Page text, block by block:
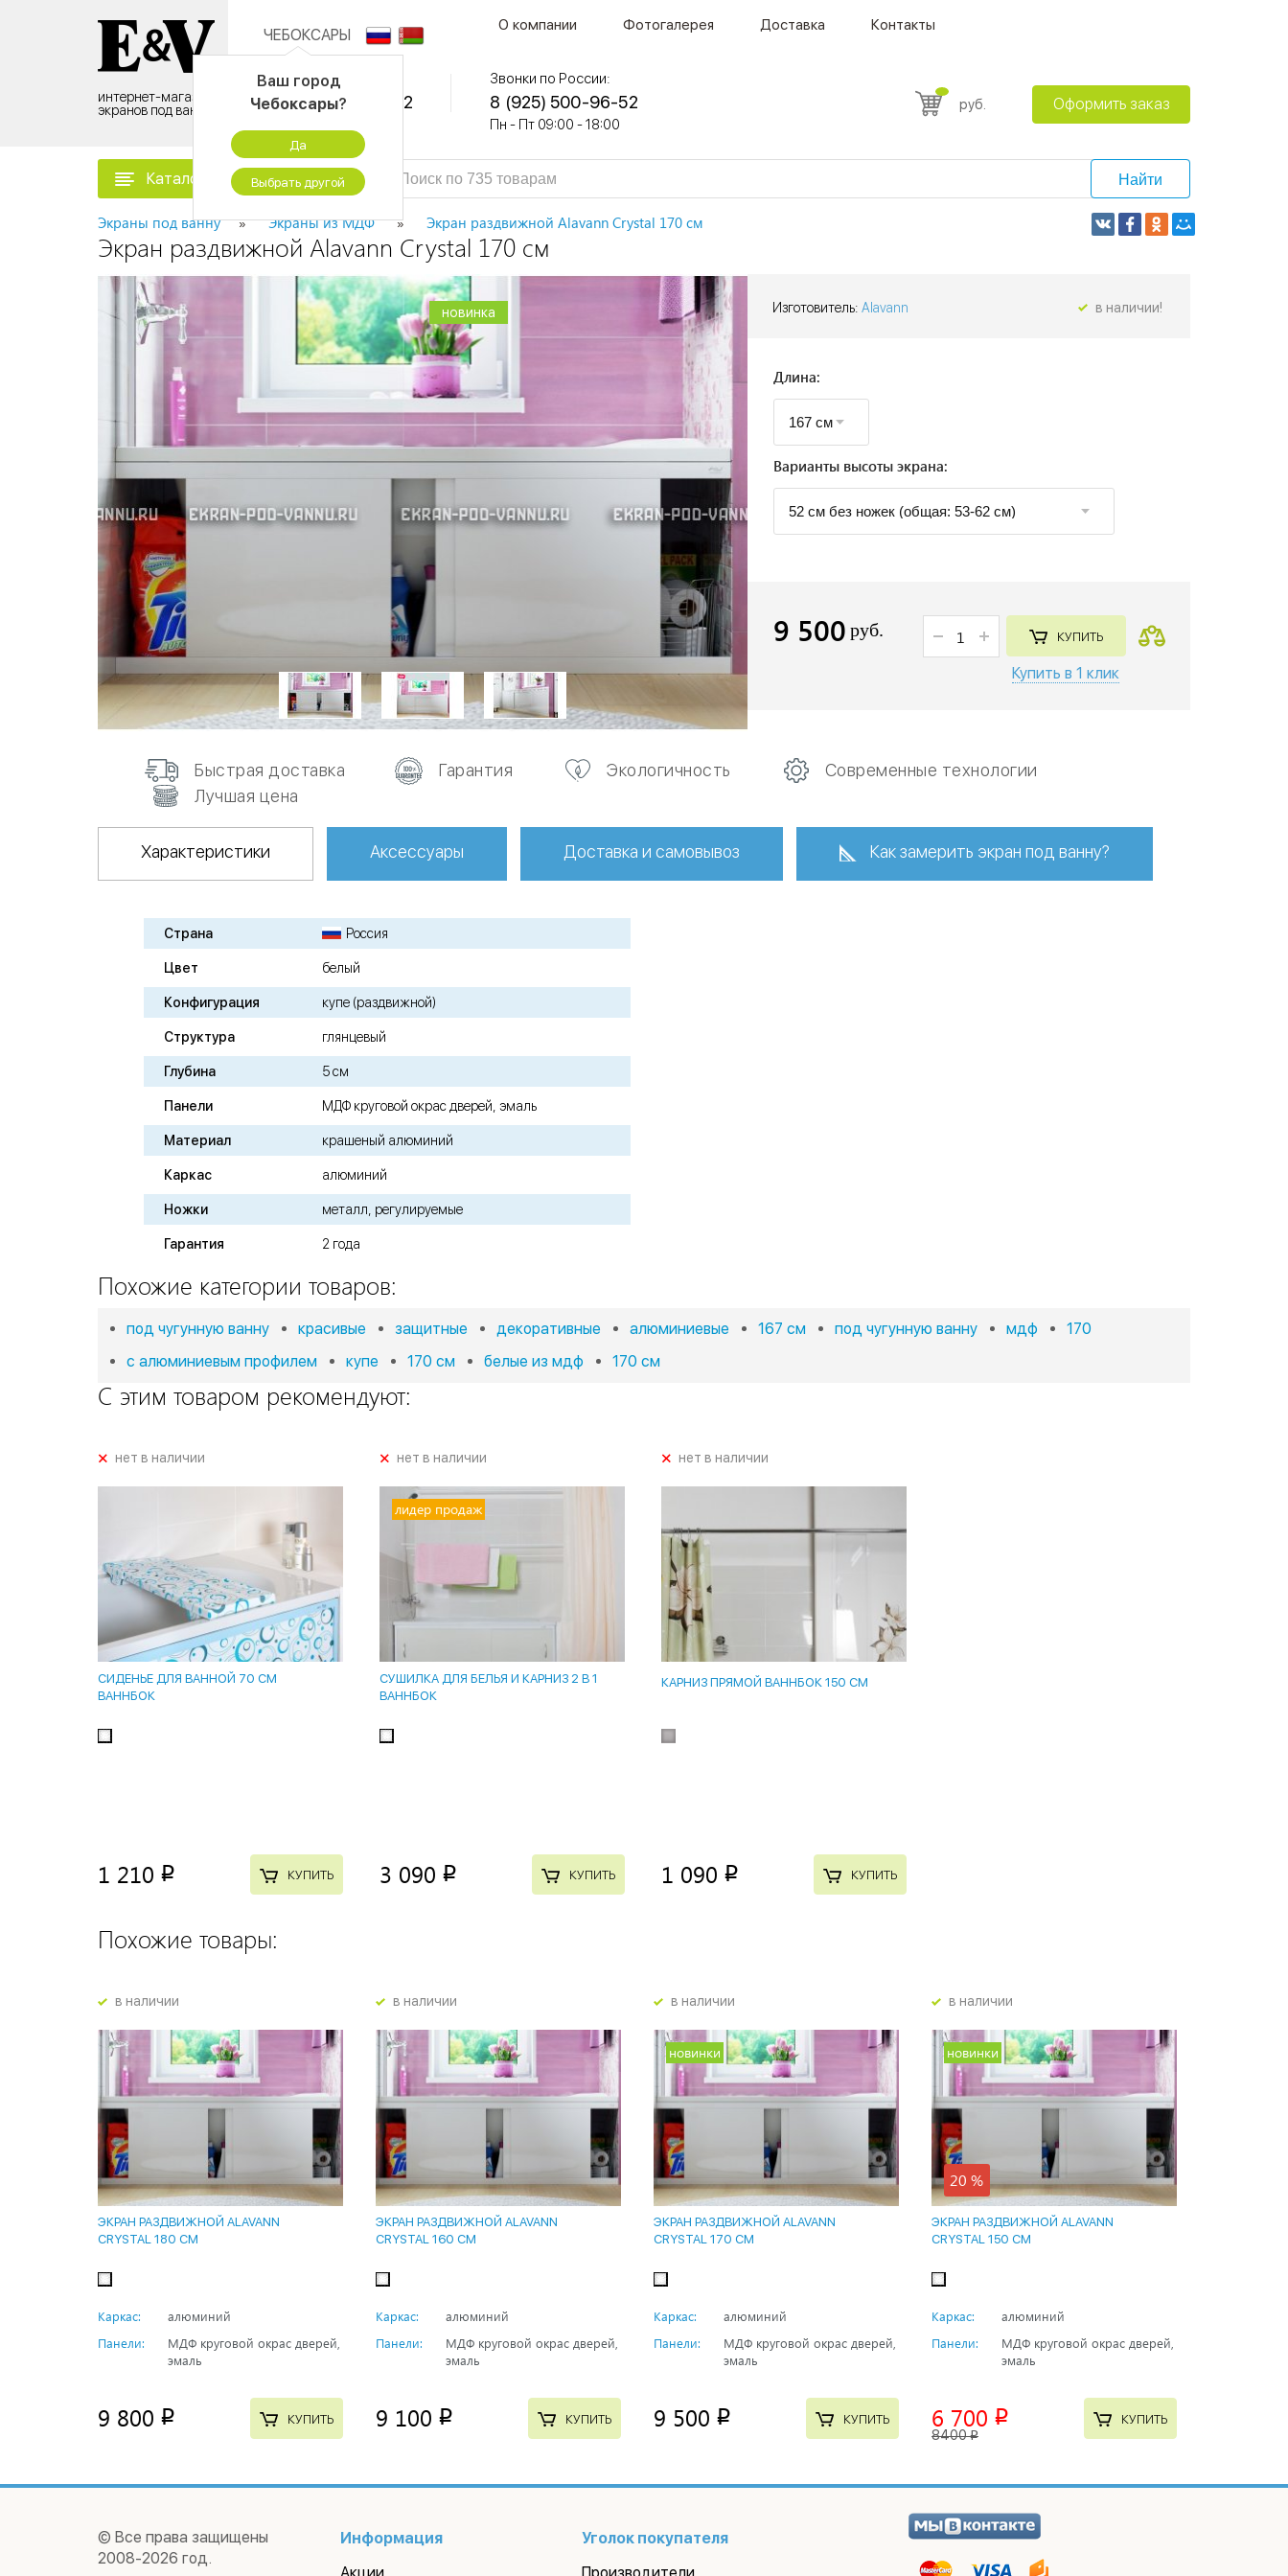
интернет-магазин
экранов под ванну
ЧЕБОКСАРЫ
Ваш город
Чебоксары?
Да
Выбрать другой
О компании Фотогалерея Доставка Контакты
Контактный центр:
8 (495) 500-96-52
Звонки по России:
8 (925) 500-96-52
Пн - Пт 09:00 - 18:00
руб. Оформить заказ
Каталог товаров Найти
Экраны под ванну Экраны из МДФ Экран раздвижной Alavann Crystal 170 см
Экран раздвижной Alavann Crystal 170 см
новинка
новинка
новинка Изготовитель: Alavann в наличии!
Длина:
Варианты высоты экрана:
9 500 руб. КУПИТЬ
Купить в 1 клик
Быстрая доставка Гарантия Экологичность
Современные технологии
Лучшая цена
Характеристики Аксессуары Доставка и самовывоз Как замерить экран под ванну?
Страна Россия
Цвет белый
Конфигурация купе (раздвижной)
Структура глянцевый
Глубина 5 см
Панели МДФ круговой окрас дверей, эмаль
Материал крашеный алюминий
Каркас алюминий
Ножки металл, регулируемые
Гарантия 2 года
Похожие категории товаров:
под чугунную ванну красивые защитные декоративные алюминиевые 167 см под чугунную ванну мдф
170
с алюминиевым профилем
купе 170 см белые из мдф 170 см
С этим товаром рекомендуют:
+нет в наличии
СИДЕНЬЕ ДЛЯ ВАННОЙ 70 СМ
ВАННБОК
1 210 p КУПИТЬ
+нет в наличии
лидер продаж
СУШИЛКА ДЛЯ БЕЛЬЯ И КАРНИЗ 2 В 1
ВАННБОК
3 090 p КУПИТЬ
+нет в наличии
КАРНИЗ ПРЯМОЙ ВАННБОК 150 СМ
1 090 p КУПИТЬ
Похожие товары:
в наличии
ЭКРАН РАЗДВИЖНОЙ ALAVANN
CRYSTAL 180 СМ
Каркас:
алюминий
Панели:
МДФ круговой окрас дверей,
эмаль
9 800 p КУПИТЬ
в наличии
ЭКРАН РАЗДВИЖНОЙ ALAVANN
CRYSTAL 160 СМ
Каркас:
алюминий
Панели:
МДФ круговой окрас дверей,
эмаль
9 100 p КУПИТЬ
в наличии
новинки
ЭКРАН РАЗДВИЖНОЙ ALAVANN
CRYSTAL 170 СМ
Каркас:
алюминий
Панели:
МДФ круговой окрас дверей,
эмаль
9 500 p КУПИТЬ
в наличии
новинки
20 %
ЭКРАН РАЗДВИЖНОЙ ALAVANN
CRYSTAL 150 СМ
Каркас:
алюминий
Панели:
МДФ круговой окрас дверей,
эмаль
6 700 p
8400p
КУПИТЬ
© Все права защищены
2008-2026 год.
Информация
Уголок покупателя